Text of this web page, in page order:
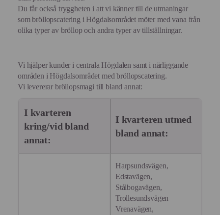
Du får också tryggheten i att vi känner till de utmaningar
som bröllopscatering i Högdalsområdet möter med vana från
olika typer av bröllop och andra typer av tillställningar.
Vi hjälper kunder i centrala Högdalen samt i närliggande
områden i Högdalsområdet med bröllopscatering.
Vi levererar bröllopsmagi till bland annat:
I kvarteren
kring/vid bland
annat:
I kvarteren utmed
bland annat:
Harpsundsvägen,
Edstavägen,
Stålbogavägen,
Trollesundsvägen
Vrenavägen,